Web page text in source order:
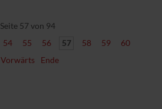
Seite 57 von 94
54 55 56 57 58 59
60
Vorwärts
Ende